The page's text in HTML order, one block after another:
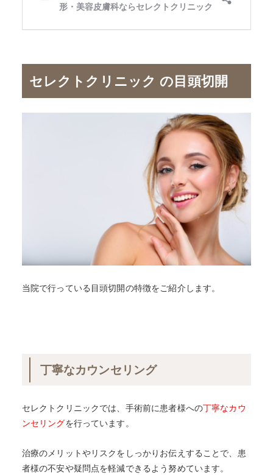
セレクトクリニック の目頭切開
当院で行っている目頭切開の特徴をご紹介します。
丁寧なカウンセリング
セレクトクリニックでは、手術前に患者様への丁寧なカウ
ンセリングを行っています。
治療のメリットやリスクをしっかりお伝えすることで、患
者様の不安や疑問点を軽減できるよう努めています。